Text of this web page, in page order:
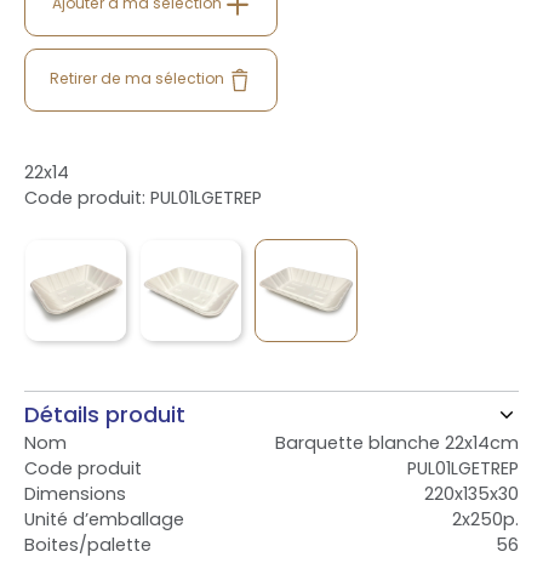
Retirer de ma sélection
22x14
Code produit: PUL01LGETREP
Détails produit
Nom
Barquette blanche 22x14cm
Code produit
PUL01LGETREP
Dimensions
220x135x30
Unité d’emballage
2x250p.
Boites/palette
56